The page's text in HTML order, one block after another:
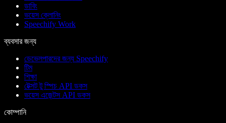
ডাবিং
ভয়েস ক্লোনিং
Speechify Work
ব্যবসার জন্য
ডেভেলপারদের জন্য Speechify
টিম
শিক্ষা
টেক্সট টু স্পিচ API ডকস
ভয়েস এজেন্টস API ডকস
কোম্পানি